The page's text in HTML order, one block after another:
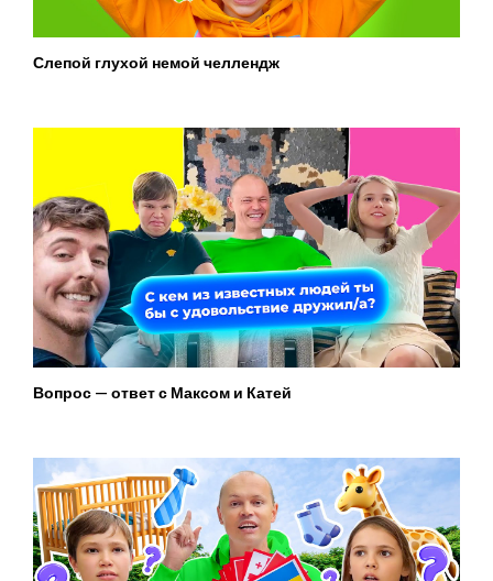
Слепой глухой немой челлендж
Вопрос — ответ с Максом и Катей